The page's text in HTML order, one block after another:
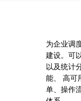
为企业调
建设。可
以及统计
能、 高可
单、操作